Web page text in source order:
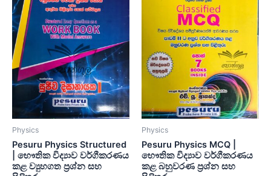
Physics
Pesuru Physics Structured
| භෞතික විද්‍යාව වර්ගීකරණය
කළ ව්‍යුහගත ප්‍රශ්න සහ
Physics
Pesuru Physics MCQ |
භෞතික විද්‍යාව වර්ගීකරණය
කළ බහුවරණ ප්‍රශ්න සහ